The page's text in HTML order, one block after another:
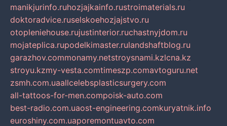
manikjurinfo.ruhozjajkainfo.rustroimaterials.ru
doktoradvice.ruselskoehozjajstvo.ru
otopleniehouse.rujustinterior.ruchastnyjdom.ru
mojateplica.rupodelkimaster.rulandshaftblog.ru
garazhov.commonamy.netstroysnami.kzlcna.kz
stroyu.kzmy-vesta.comtimeszp.comavtoguru.net
zsmh.com.uaallcelebsplasticsurgery.com
all-tattoos-for-men.compoisk-auto.com
best-radio.com.uaost-engineering.comkuryatnik.info
euroshiny.com.uaporemontuavto.com